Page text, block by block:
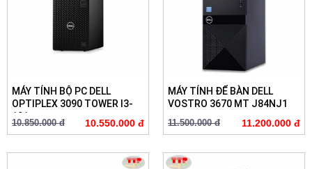
MÁY TÍNH BỘ PC DELL
OPTIPLEX 3090 TOWER I3-
101...
10.850.000 đ 10.550.000 đ
MÁY TÍNH ĐỂ BÀN DELL
VOSTRO 3670 MT J84NJ1
11.500.000 đ 11.200.000 đ